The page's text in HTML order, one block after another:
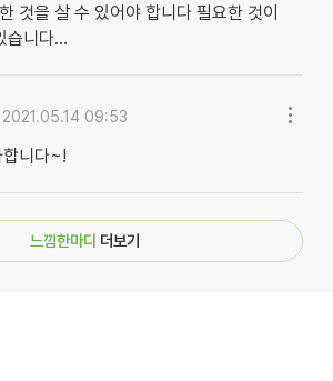
것을 살 수 있어야 합니다 필요한 것이
습니다...
2021.05.14 09:53
합니다~!
느낌한마디 더보기